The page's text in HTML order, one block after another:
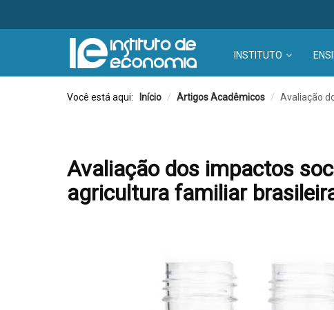
INSTITUTO
Você está aqui: Início / Artigos Acadêmicos / Avaliação
Avaliação dos impactos
agricultura familiar